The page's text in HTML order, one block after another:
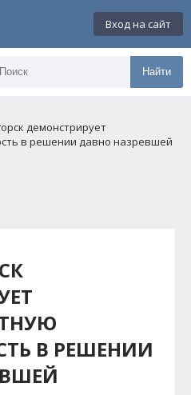
Вход на сайт
Найти
демонстрирует
в решении давно назревшей
В РЕШЕНИИ